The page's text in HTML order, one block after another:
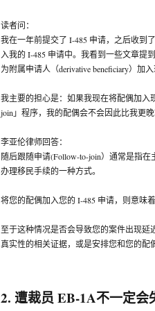
读者问：
我在一年前提交了 I-485 申请，之后收到
入我的 I-485 申请中。我看到一些文章提
为附属申请人（derivative beneficiary）加
我主要的担心是：如果我现在将配偶加
join」程序，我的配偶会不会因此比我更晚
李亚伦律师回答：
随后跟随申请(Follow-to-join）通常是指
办理移民手续的一种方式。
将您的配偶加入您的 I-485 申请，则意味
至于这种情况是否会导致您的案件出现
真实性的相关证据，或是安排您和您的配
2. 遭裁员 EB-1A不一定会